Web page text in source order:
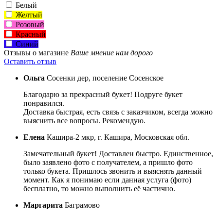
Белый
Желтый
Розовый
Красный
Синий
Отзывы о магазине Ваше мнение нам дорого
Оставить отзыв
Ольга Сосенки дер, поселение Сосенское
Благодарю за прекрасный букет! Подруге букет
понравился.
Доставка быстрая, есть связь с заказчиком, всегда можно
выяснить все вопросы. Рекомендую.
Елена Кашира-2 мкр, г. Кашира, Московская обл.
Замечательный букет! Доставлен быстро. Единственное,
было заявлено фото с получателем, а пришло фото
только букета. Пришлось звонить и выяснять данный
момент. Как я понимаю если данная услуга (фото)
бесплатно, то можно выполнить её частично.
Маргарита Баграмово